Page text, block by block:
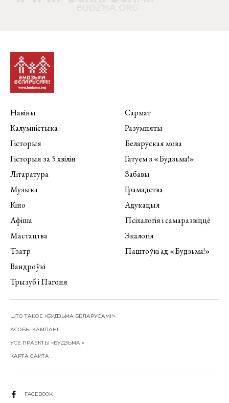
Навіны
Калумністыка
Гісторыя
Гісторыя за 5 хвілін
Літаратура
Музыка
Кіно
Афіша
Мастацтва
Тэатр
Вандроўкі
Трызуб і Пагоня
Сармат
Разумняты
Беларуская мова
Гатуем з «Будзьма!»
Забавы
Грамадства
Адукацыя
Псіхалогія і самаразвіццё
Экалогія
Паштоўкі ад «Будзьма!»
ШТО ТАКОЕ «БУДЗЬМА БЕЛАРУСАМІ!»
АСОБЫ КАМПАНІІ
УСЕ ПРАЕКТЫ «БУДЗЬМА!»
КАРТА САЙТА
FACEBOOK